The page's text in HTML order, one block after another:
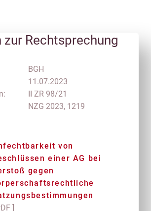
zur Rechtsprechung
BGH
11.07.2023
II ZR 98/21
NZG 2023, 1219
von
einer AG bei
gegen
]